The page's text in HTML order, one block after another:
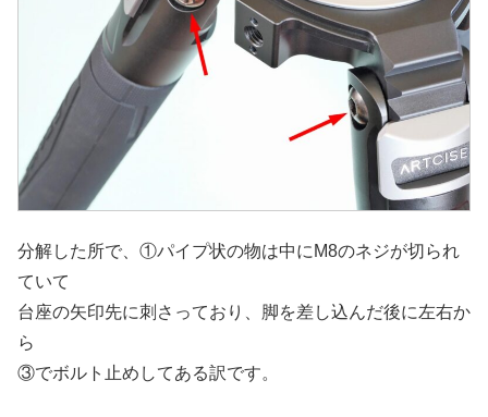
分解した所で、①パイプ状の物は中にM8のネジが切られ
ていて
台座の矢印先に刺さっており、脚を差し込んだ後に左右か
ら
③でボルト止めしてある訳です。